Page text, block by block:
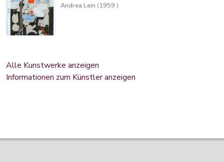
Andrea Lein (1959 )
Alle Kunstwerke anzeigen
Informationen zum Künstler anzeigen